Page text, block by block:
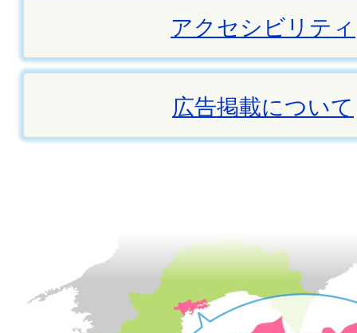
アクセシビリティ
広告掲載について